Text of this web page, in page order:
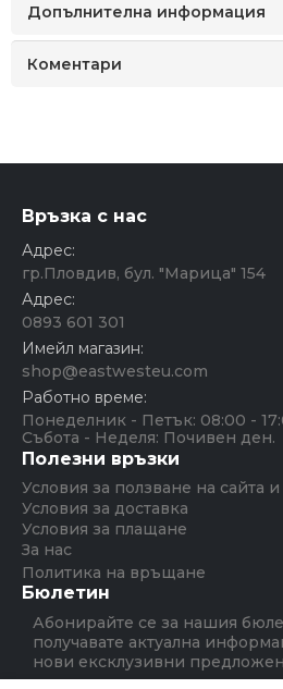
Допълнителна информация
Коментари
Връзка с нас
Адрес:
гр.Пловдив, бул. "Марица" 154
Адрес:
0893 601 301
Имейл магазин:
shop@eastwesteu.com
Работно време:
Понеделник - Петък: 08:00 -
Събота - Неделя: Почивен ден.
Полезни връзки
Условия за ползване на сайта
Условия за доставка
Условия за плащане
За нас
Политика на връщане
Бюлетин
Абонирайте се за нашия
получавате актуална
нови ексклузивни